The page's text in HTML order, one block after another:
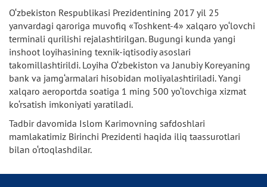
O‘zbekiston Respublikasi Prezidentining 2017 yil 25
yanvardagi qaroriga muvofiq «Toshkent-4» xalqaro yo‘lovchi
terminali qurilishi rejalashtirilgan. Bugungi kunda yangi
inshoot loyihasining texnik-iqtisodiy asoslari
takomillashtirildi. Loyiha O‘zbekiston va Janubiy Koreyaning
bank va jamg‘armalari hisobidan moliyalashtiriladi. Yangi
xalqaro aeroportda soatiga 1 ming 500 yo‘lovchiga xizmat
ko‘rsatish imkoniyati yaratiladi.
Tadbir davomida Islom Karimovning safdoshlari
mamlakatimiz Birinchi Prezidenti haqida iliq taassurotlari
bilan o‘rtoqlashdilar.